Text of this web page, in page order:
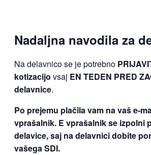
Nadaljna navodila za
Na delavnico se je potrebno
kotizacijo vsaj EN TEDEN PRED
delavnice.
Po prejemu plačila vam na vaš e-
vprašalnik. E vprašalnik se izpolni
delavice, saj na delavnici dobite
vašega SDI.